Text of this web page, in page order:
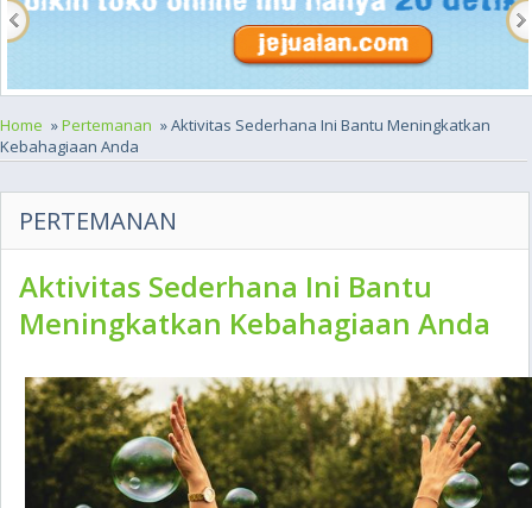
Home »Pertemanan » Aktivitas Sederhana Ini Bantu Meningkatkan
Kebahagiaan Anda
PERTEMANAN
Aktivitas Sederhana Ini Bantu
Meningkatkan Kebahagiaan Anda